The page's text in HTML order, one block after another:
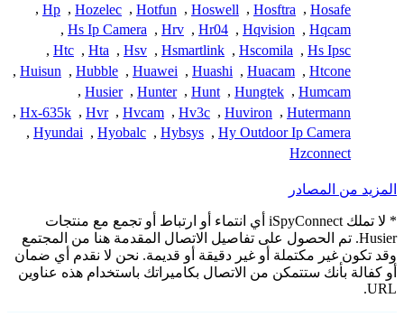
Hosafe
,
Hosftra
,
Hoswell
,
Hotfun
,
Hozelec
,
Hp
,
Hqcam
,
Hqvision
,
Hr04
,
Hrv
,
Hs Ip Camera
,
Hs Ipsc
,
Hscomila
,
Hsmartlink
,
Hsv
,
Hta
,
Htc
,
Htcone
,
Huacam
,
Huashi
,
Huawei
,
Hubble
,
Huisun
,
Humcam
,
Hungtek
,
Hunt
,
Hunter
,
Husier
,
Hutermann
,
Huviron
,
Hv3c
,
Hvcam
,
Hvr
,
Hx-635k
,
Hy Outdoor Ip Camera
,
Hybsys
,
Hyobalc
,
Hyundai
,
Hzconnect
المزيد من المصادر
* لا تملك iSpyConnect أي انتماء أو ارتباط أو تجمع مع منتجات
Husier. تم الحصول على تفاصيل الاتصال المقدمة هنا من المجتمع
وقد تكون غير مكتملة أو غير دقيقة أو قديمة. نحن لا نقدم أي ضمان
أو كفالة بأنك ستتمكن من الاتصال بكاميراتك باستخدام هذه عناوين
URL.